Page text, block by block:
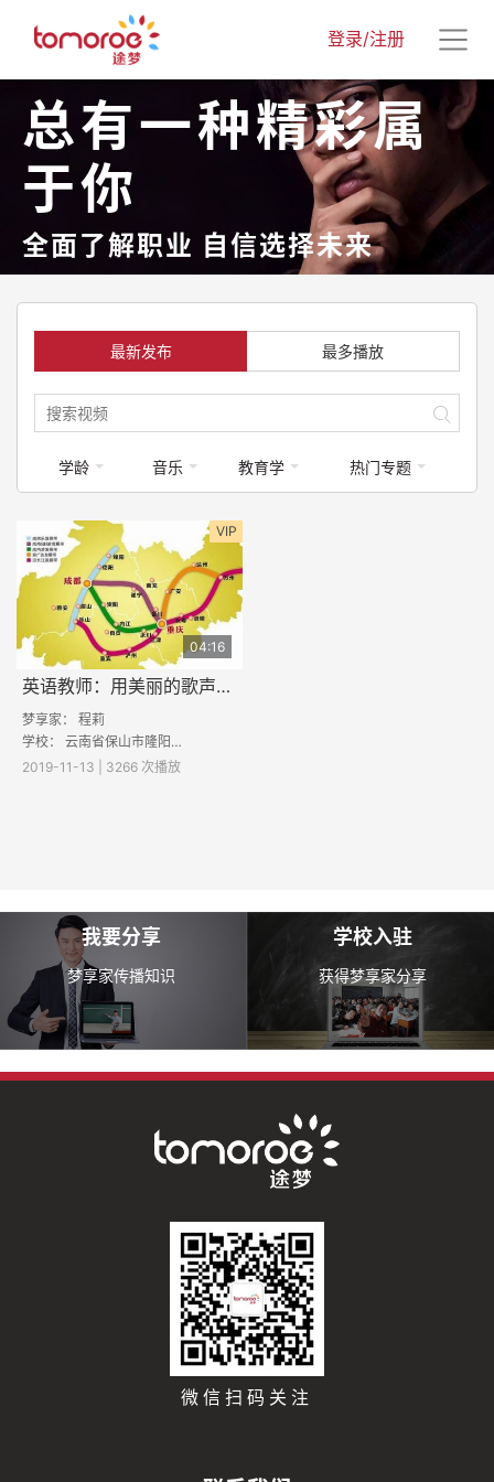
登录/注册
总有一种精彩属
于你
全面了解职业 自信选择未来
最新发布 最多播放
学龄 音乐 教育学 热门专题
VIP
04:16
英语教师：用美丽的歌声向你介绍我
梦享家： 程莉
学校： 云南省保山市隆阳区汶上中学
2019-11-13 | 3266 次播放
我要分享
梦享家传播知识
学校入驻
获得梦享家分享
微信扫码关注